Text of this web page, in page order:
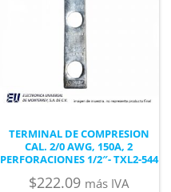
TERMINAL DE COMPRESION
CAL. 2/0 AWG, 150A, 2
PERFORACIONES 1/2″- TXL2-544
$222.09 más IVA